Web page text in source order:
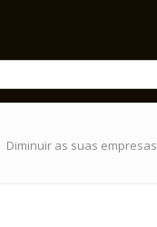
Diminuir as suas empresas